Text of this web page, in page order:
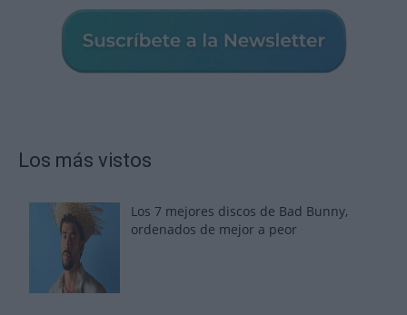
Los más vistos
Los 7 mejores discos de Bad Bunny,
ordenados de mejor a peor